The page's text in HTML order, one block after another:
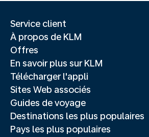
Service client
À propos de KLM
Offres
En savoir plus sur KLM
Télécharger l'appli
Sites Web associés
Guides de voyage
Destinations les plus populaires
Pays les plus populaires